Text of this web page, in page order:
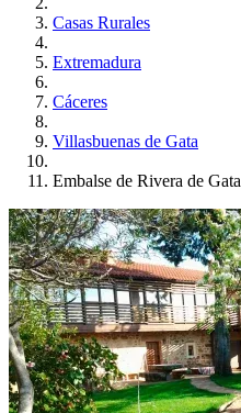
Casas Rurales
Extremadura
Cáceres
Villasbuenas de Gata
Embalse de Rivera de Gata